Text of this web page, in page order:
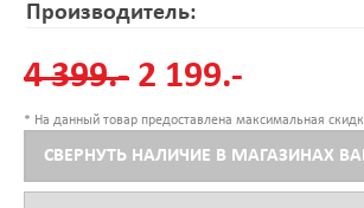
Производитель:
4 399.- 2 199.-
* На данный товар предоставлена максимальная
СВЕРНУТЬ НАЛИЧИЕ В МАГАЗИНАХ